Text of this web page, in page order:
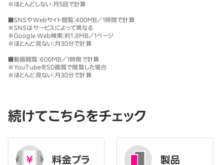
※ほとんどしない：月5回で計算
■SNSやWebサイト閲覧：400MB／1時間で計算
※SNSはサービスによって異なる
※Google Web検索：約1.8MB／1ページ
※ほとんど見ない：月30分で計算
■動画閲覧：600MB／1時間で計算
※YouTubeをSD画質で閲覧した場合
※ほとんど見ない：月30分で計算
続けてこちらをチェック
料金プラ
製品